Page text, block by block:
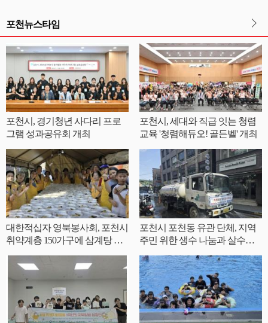
포천뉴스타임
포천시, 경기청년 사다리 프로
그램 성과공유회 개최
포천시, 세대와 직급 잇는 청렴
교육 '청렴해듀오! 골든벨' 개최
대한적십자 영북봉사회, 포천시
취약계층 150가구에 삼계탕 전
포천시 포천동 유관 단체, 지역
주민 위한 생수 나눔과 살수차